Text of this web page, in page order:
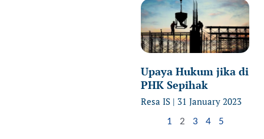
Upaya Hukum jika di
PHK Sepihak
Resa IS 31 January 2023
1 2 3 4 5